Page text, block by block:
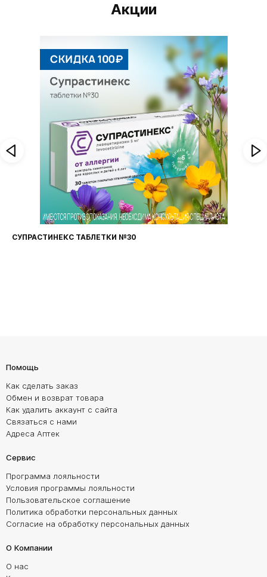
Акции
ФАРИНГОСЕПТ ТАБЛЕТКИ №20
Помощь
Как сделать заказ
Обмен и возврат товара
Как удалить аккаунт с сайта
Связаться с нами
Адреса Аптек
Сервис
Программа лояльности
Условия программы лояльности
Пользовательское соглашение
Политика обработки персональных данных
Согласие на обработку персональных данных
О Компании
О нас